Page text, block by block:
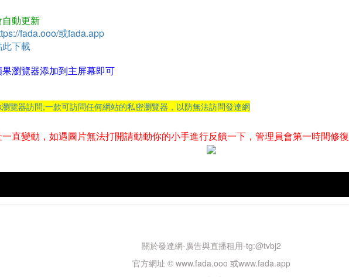
動更新
fada.ooo/或fada.app
下載
瀏覽器添加到主屏幕即可
覽器訪問,一款可訪問任何網站的私密瀏覽器，以防無法訪問發達網
直變動，如遇圖片無法打開請動動你的小手進行反饋一下，管理員會第一時間修復
關於發達網-廣告與直播租用-tg:@tvbj2
官方網址 © www.fada.ooo 或www.fada.app